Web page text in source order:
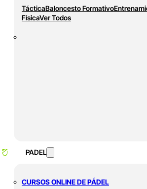
TácticaBaloncesto Formativo
FísicaVer Todos
PADEL
CURSOS ONLINE DE PÁDEL